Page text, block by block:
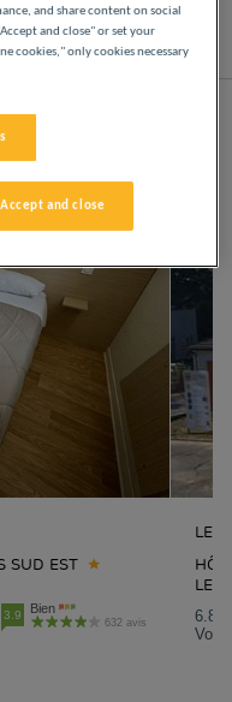
SUD EST
3.9 Bien
632 avis
LE
LE
6.8
Voir
and share content on social
and close" or set your
cookies," only cookies necessary
Accept and close